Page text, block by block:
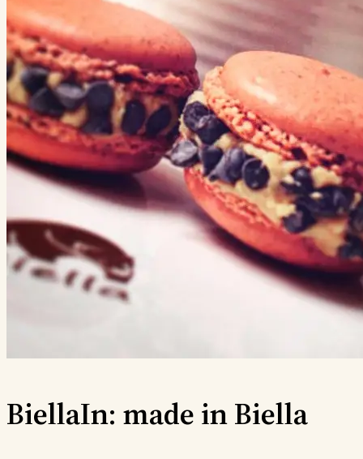
BiellaIn: made in Biella